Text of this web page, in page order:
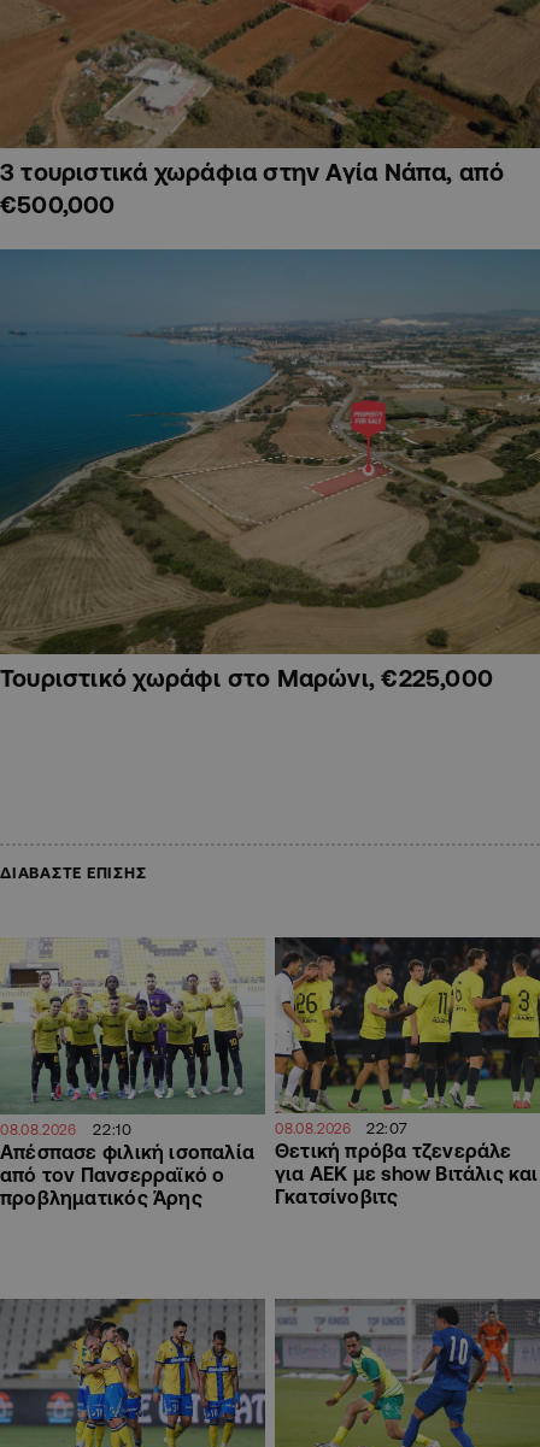
3 τουριστικά χωράφια στην Αγία Νάπα, από
€500,000
Τουριστικό χωράφι στο Μαρώνι, €225,000
ΔΙΑΒΑΣΤΕ ΕΠΙΣΗΣ
08.08.2026 22:10
Απέσπασε φιλική ισοπαλία
από τον Πανσερραϊκό ο
προβληματικός Άρης
08.08.2026 22:07
Θετική πρόβα τζενεράλε
για ΑΕΚ με show Βιτάλις και
Γκατσίνοβιτς